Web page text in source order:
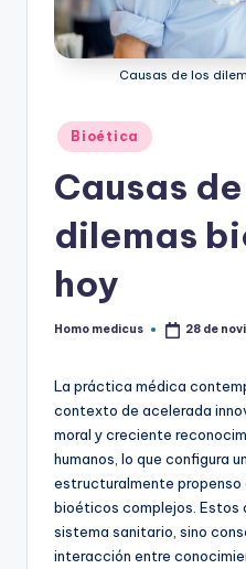
Causas de los
Publicado
en
Bioética
Causas
dilemas
hoy
Publicado
Homo medicus 28 de
La práctica médica
contexto de acelerada
moral y creciente
humanos, lo que configura
estructuralmente propenso
bioéticos complejos. Estos
sistema sanitario, sino
interacción entre